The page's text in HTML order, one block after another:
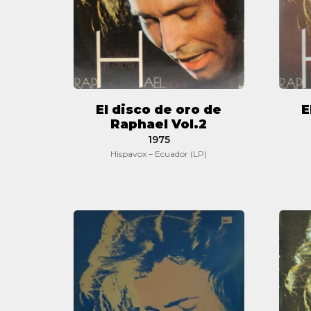
Raphael
Vol.2
El disco de oro de
Raphael Vol.2
1975
Hispavox – Ecuador (LP)
O
disco
ouro
Raphael